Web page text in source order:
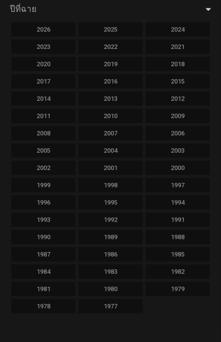
ปีที่ฉาย
2026 2025 2024
2023 2022 2021
2020 2019 2018
2017 2016 2015
2014 2013 2012
2011 2010 2009
2008 2007 2006
2005 2004 2003
2002 2001 2000
1999 1998 1997
1996 1995 1994
1993 1992 1991
1990 1989 1988
1987 1986 1985
1984 1983 1982
1981 1980 1979
1978 1977